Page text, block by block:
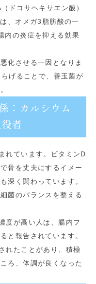
ドコサヘキサエン酸）
、オメガ3脂肪酸の一
内の炎症を抑える効果
化させる一因となりま
げることで、善玉菌が
：カルシウム
者
れています。ビタミンD
骨を丈夫にするイメー
深く関わっています。
菌のバランスを整える
度が高い人は、腸内フ
と報告されています。
れたことがあり、積極
ろ、体調が良くなった